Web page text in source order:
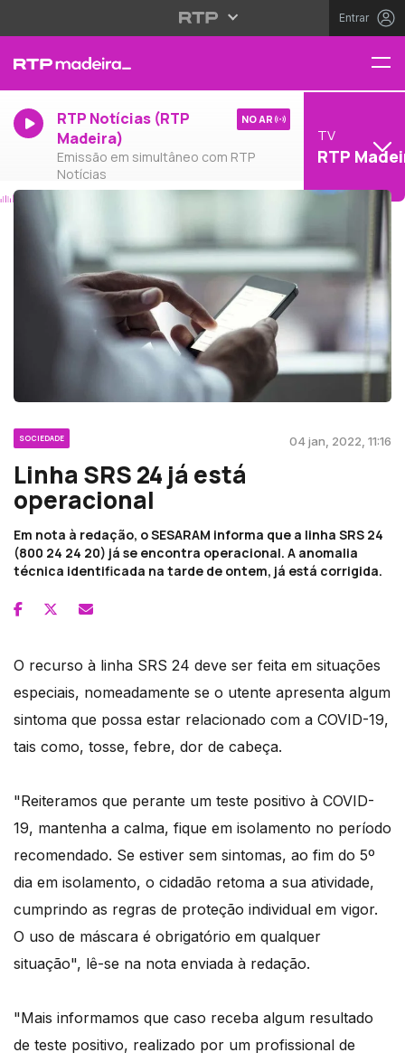
Entrar
RTP Notícias (RTP
Madeira)
Emissão em simultâneo com RTP
Notícias
NO AR
TV
RTP
SOCIEDADE 04 jan, 2022, 11:16
Linha SRS 24 já está
operacional
Em nota à redação, o SESARAM informa que a linha SRS 24
(800 24 24 20) já se encontra operacional. A anomalia
técnica identificada na tarde de ontem, já está corrigida.
O recurso à linha SRS 24 deve ser feita em situações
especiais, nomeadamente se o utente apresenta algum
sintoma que possa estar relacionado com a COVID-19,
tais como, tosse, febre, dor de cabeça.
"Reiteramos que perante um teste positivo à COVID-
19, mantenha a calma, fique em isolamento no período
recomendado. Se estiver sem sintomas, ao fim do 5º
dia em isolamento, o cidadão retoma a sua atividade,
cumprindo as regras de proteção individual em vigor.
O uso de máscara é obrigatório em qualquer
situação", lê-se na nota enviada à redação.
"Mais informamos que caso receba algum resultado
de teste positivo, realizado por um profissional de